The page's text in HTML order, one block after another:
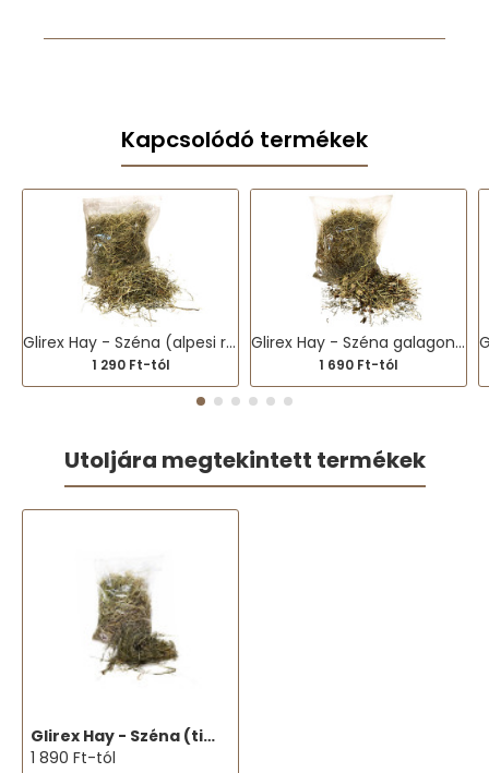
Kapcsolódó termékek
Glirex Hay - Széna (alpesi réti fűszéna)
1 290 Ft-tól
Glirex Hay - Széna galagonyával és zamatos turbolyával
1 690 Ft-tól
Utoljára megtekintett termékek
Glirex Hay - Széna (timothy fűszéna 1. vágás)
1 890 Ft-tól